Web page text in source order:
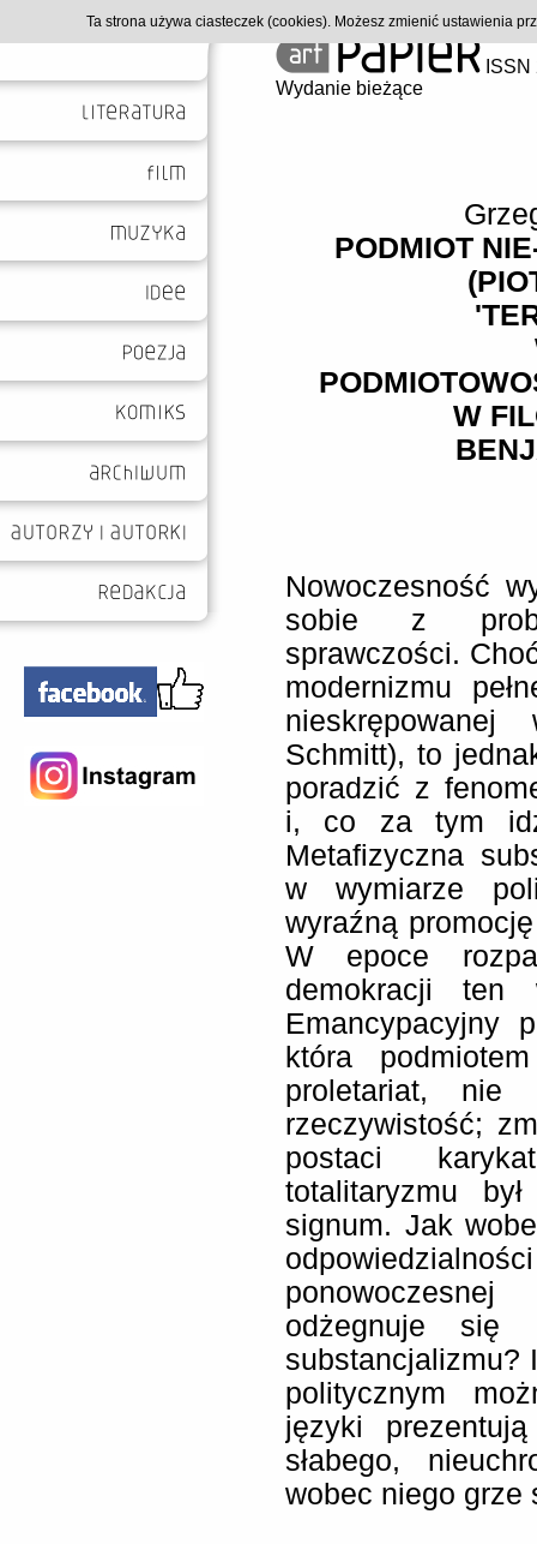
Wydanie bieżące
PODMIOT
W
Nowoczesność
sobie z
sprawczości.
modernizmu
Schmitt), to
poradzić z
i, co za tym
Metafizyczna
w wymiarze
wyraźną
W epoce
demokracji ten
Emancypacyjny
która
proletariat, nie
rzeczywistość;
postaci
totalitaryzmu
signum. Jak
odżegnuje się
substancjalizmu?
politycznym
języki
słabego,
wobec niego grze
Ta strona używa ciasteczek (cookies). Możesz zmienić ustawienia